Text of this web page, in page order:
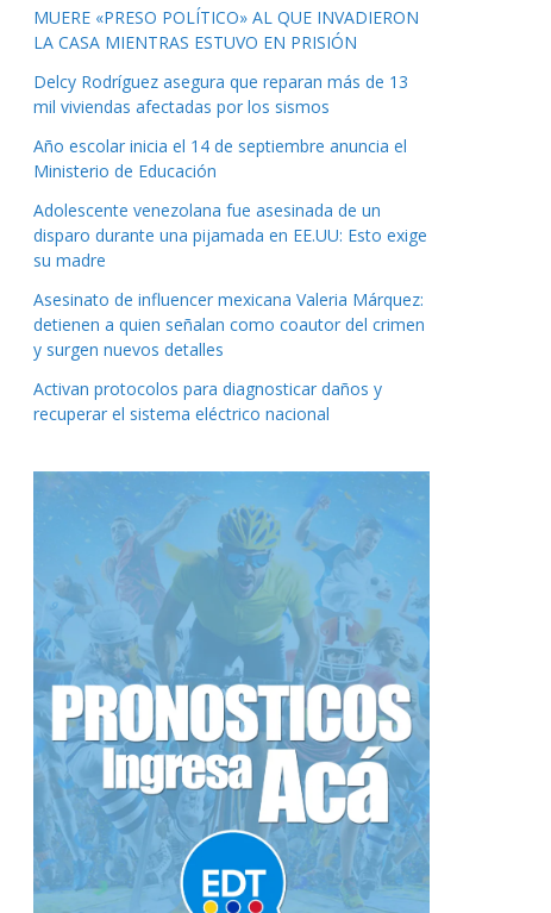
MUERE «PRESO POLÍTICO» AL QUE INVADIERON
LA CASA MIENTRAS ESTUVO EN PRISIÓN
Delcy Rodríguez asegura que reparan más de 13
mil viviendas afectadas por los sismos
Año escolar inicia el 14 de septiembre anuncia el
Ministerio de Educación
Adolescente venezolana fue asesinada de un
disparo durante una pijamada en EE.UU: Esto exige
su madre
Asesinato de influencer mexicana Valeria Márquez:
detienen a quien señalan como coautor del crimen
y surgen nuevos detalles
Activan protocolos para diagnosticar daños y
recuperar el sistema eléctrico nacional